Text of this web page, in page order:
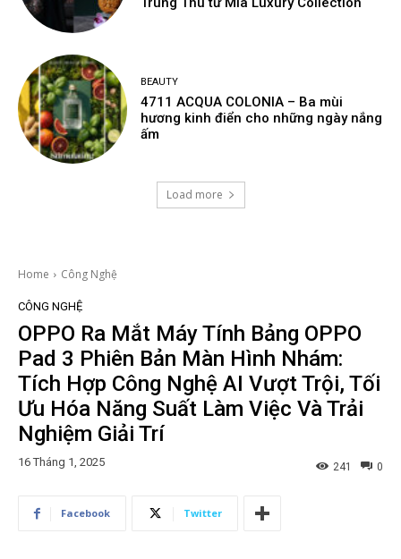
BEAUTY
4711 ACQUA COLONIA – Ba mùi
hương kinh điển cho những ngày nắng
ấm
Load more